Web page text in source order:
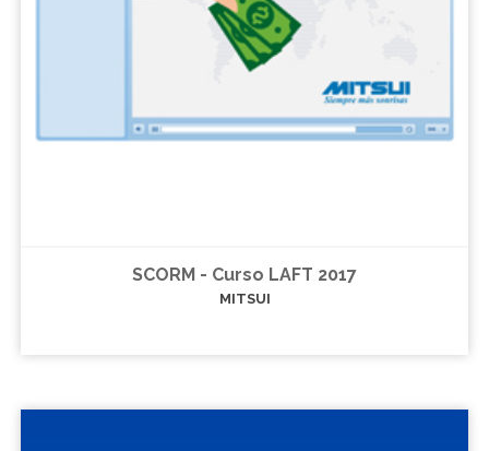
SCORM - Curso LAFT 2017
MITSUI